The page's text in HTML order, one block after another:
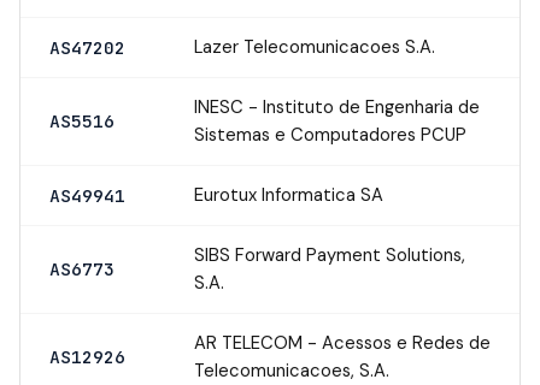
AS47202 Lazer Telecomunicacoes S.A.
AS5516
INESC - Instituto de Engenharia de
Sistemas e Computadores PCUP
AS49941 Eurotux Informatica SA
AS6773
SIBS Forward Payment Solutions,
S.A.
AS12926
AR TELECOM - Acessos e Redes de
Telecomunicacoes, S.A.